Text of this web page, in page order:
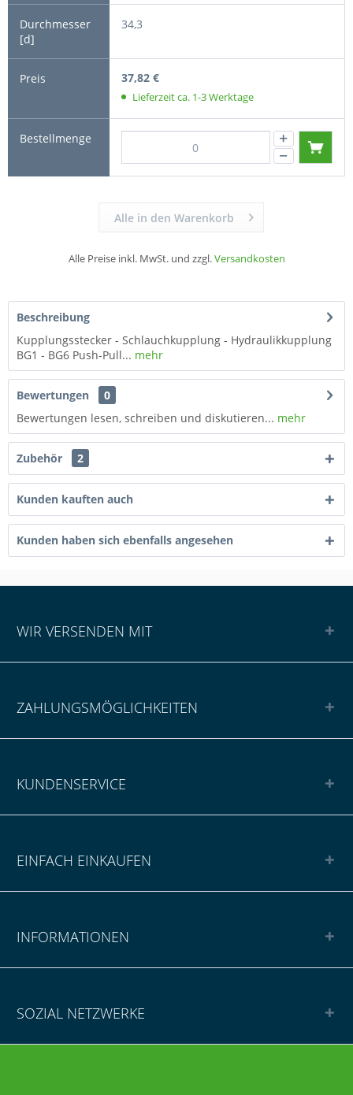
34,3
37,82 €
Lieferzeit ca. 1-3 Werktage
Alle Preise inkl. MwSt. und zzgl.Versandkosten
Alle in den Warenkorb
Beschreibung
Kupplungsstecker - Schlauchkupplung - Hydraulikkupplung
BG1 - BG6 Push-Pull... mehr
Bewertungen
0
Bewertungen lesen, schreiben und diskutieren... mehr
Zubehör 2
Kunden kauften auch
Kunden haben sich ebenfalls angesehen
WIR VERSENDEN MIT
ZAHLUNGSMÖGLICHKEITEN
KUNDENSERVICE
EINFACH EINKAUFEN
INFORMATIONEN
SOZIAL NETZWERKE